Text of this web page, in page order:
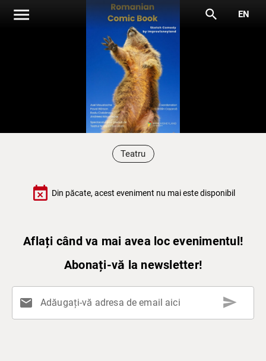
menu search EN
Teatru
event_busy Din păcate, acest eveniment nu mai este disponibil
Aflați când va mai avea loc evenimentul!
Abonați-vă la newsletter!
mail Adăugați-vă adresa de email aici send